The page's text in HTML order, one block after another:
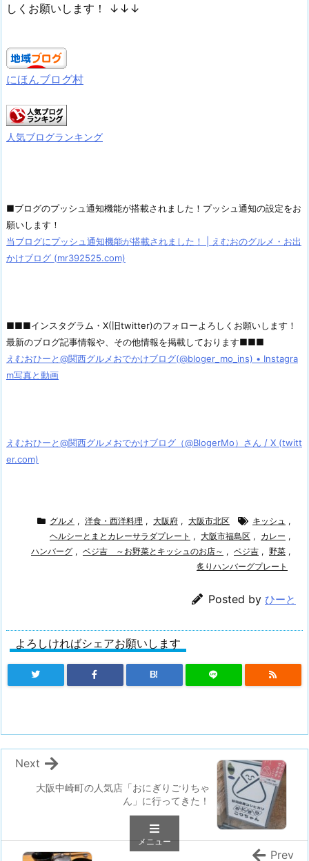
しくお願いします！ ↓↓↓
にほんブログ村
人気ブログランキング
■ブログのプッシュ通知機能が搭載されました！プッシュ通知の設定をお
願いします！
当ブログにプッシュ通知機能が搭載されました！ | えむおのグルメ・お出
かけブログ (mr392525.com)
■■■インスタグラム・X(旧twitter)のフォローよろしくお願いします！
最新のブログ記事情報や、その他情報を掲載しております■■■
えむおひーと@関西グルメおでかけブログ(@bloger_mo_ins) • Instagra
m写真と動画
えむおひーと@関西グルメおでかけブログ（@BlogerMo）さん / X (twitt
er.com)
グルメ , 洋食・西洋料理 , 大阪府 , 大阪市北区 キッシュ ,
ヘルシーとまとカレーサラダプレート , 大阪市福島区 , カレー ,
ハンバーグ , ベジ吉 ～お野菜とキッシュのお店～ , ベジ吉 , 野菜 ,
炙りハンバーグプレート
Posted by ひーと
よろしければシェアお願いします
B!
大阪中崎町の人気店「おにぎりごりちゃ
ん」に行ってきた！
Next
Prev
メニュー